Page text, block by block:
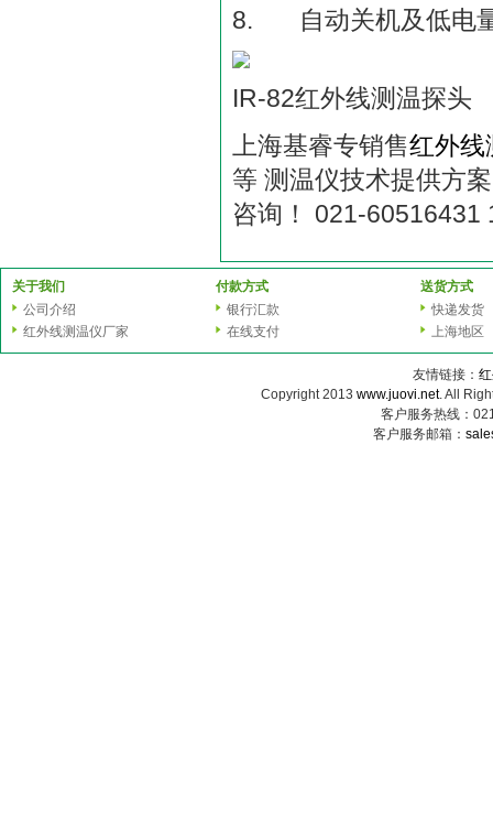
8. 自动关机及低电
IR-82红外线测温探头
上海基睿专销售红外线
等 测温仪技术提供方
咨询！ 021-60516431
关于我们
公司介绍
红外线测温仪厂家
付款方式
银行汇款
在线支付
送货方式
快递发货
上海地区
友情链接：
Copyright 2013 www.juovi.net. All
客户服务热线：
客户服务邮箱：